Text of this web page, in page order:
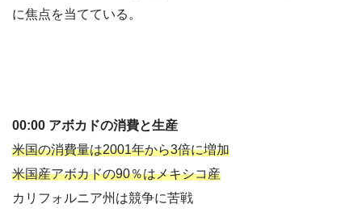
に焦点を当てている。
00:00 アボカドの消費と生産
米国の消費量は2001年から3倍に増加
米国産アボカドの90％はメキシコ産
カリフォルニア州は競争に苦戦